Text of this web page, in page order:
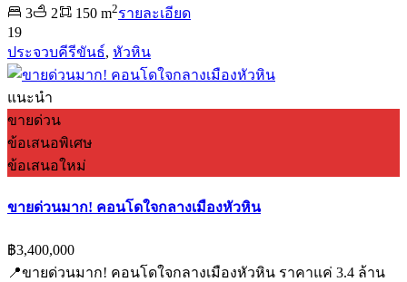
3
2 150 m2รายละเอียด
19
ประจวบคีรีขันธ์, หัวหิน
แนะนำ
ขายด่วน
ข้อเสนอพิเศษ
ข้อเสนอใหม่
ขายด่วนมาก! คอนโดใจกลางเมืองหัวหิน
฿3,400,000
📍ขายด่วนมาก! คอนโดใจกลางเมืองหัวหิน ราคาแค่ 3.4 ล้าน